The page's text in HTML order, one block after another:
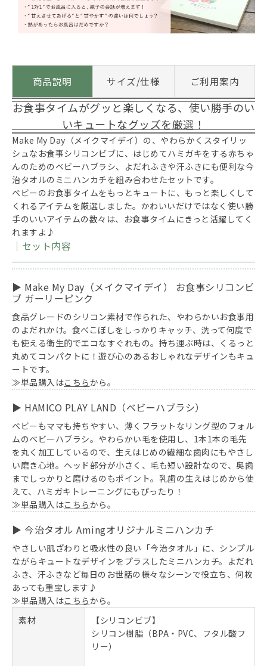
商品説明 サイズ/仕様 ご利用案内
お食事タイムがグッと楽しくなる、使い勝手のい
いキュートなグッズを厳選！
Make My Day（メイクマイデイ）の、やわらかくスタイリッ
シュなお食事シリコンビブに、はじめてハミガキをする赤ちゃ
んのためのベビーハブラシ、よだれふきや汗ふきにも便利な今
治タオルのミニハンカチを組み合わせたセットです。
ベビーのお食事タイムをもっとキュートに、もっと楽しくして
くれるアイテムを厳選しました。かわいいだけではなく使い勝
手のいいアイテムの数々は、お食事タイムにきっと活躍してく
れますよ♪
｜セット内容
▶ Make My Day（メイクマイデイ） お食事シリコンビ
ブ ガーリーピンク
食品グレードのシリコン素材で作られた、やわらかいお食事用
のよだれかけ。食べこぼしをしっかりキャッチ、洗って何度で
も使える衛生的でエコなすぐれもの。持ち運ぶ時は、くるっと
丸めてコンパクトに！遊び心のあるおしゃれなデザインもキュ
ートです。
≫単品購入はこちらから。
▶ HAMICO PLAY LAND（ベビーハブラシ）
ベビーもママも持ちやすい、薄くフラットなリング型のフォル
ムのベビーハブラシ。やわらかい毛を使用し、1本1本の毛先
を丸く加工しているので、生えはじめの繊細な歯肉にもやさし
い磨き心地。ヘッド部分が小さく、毛も短い設計なので、奥歯
までしっかりと磨けるのもポイント。乳歯の生えはじめから使
えて、ハミガキトレーニングにもぴったり！
≫単品購入はこちらから。
▶ 今治タオル Amingオリジナルミニハンカチ
やさしい肌ざわりと吸水性の良い「今治タオル」に、シンプル
ながらキュートなデザインをプラスしたミニハンカチ。よだれ
ふき、汗ふきなど毎日のお世話の様々なシーンで役立ち、何枚
あっても重宝します♪
≫単品購入はこちらから。
素材
【シリコンビブ】
シリコン樹脂（BPA・PVC、フタル酸フ
リー）